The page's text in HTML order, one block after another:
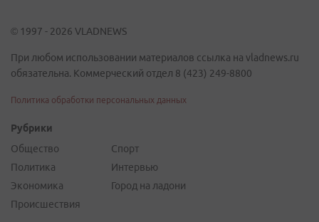
© 1997 - 2026 VLADNEWS
При любом использовании материалов ссылка на vladnews.ru
обязательна. Коммерческий отдел 8 (423) 249-8800
Политика обработки персональных данных
Рубрики
Общество
Политика
Экономика
Происшествия
Спорт
Интервью
Город на ладони